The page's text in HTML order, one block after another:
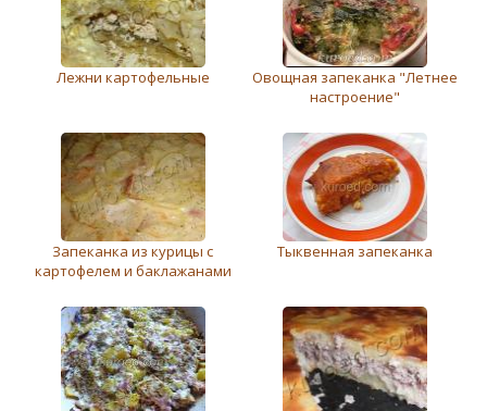
Лежни картофельные
Овощная запеканка "Летнее
настроение"
Запеканка из курицы с
картофелем и баклажанами
Тыквенная запеканка